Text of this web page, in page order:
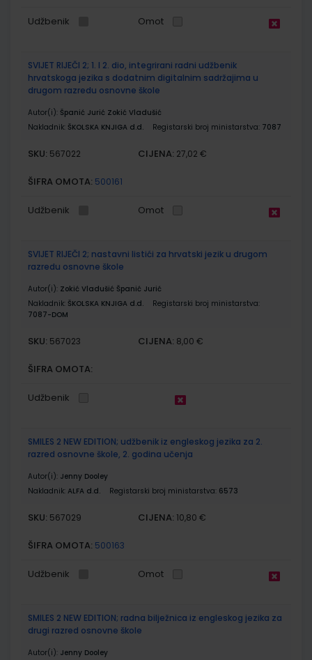
Udžbenik Omot
SVIJET RIJEČI 2; 1. I 2. dio, integrirani radni udžbenik
hrvatskoga jezika s dodatnim digitalnim sadržajima u
drugom razredu osnovne škole
Autor(i): Španić Jurić Zokić Vladušić
Nakladnik: ŠKOLSKA KNJIGA d.d. Registarski broj ministarstva: 7087
SKU: 567022 CIJENA: 27,02 €
ŠIFRA OMOTA: 500161
Udžbenik Omot
SVIJET RIJEČI 2; nastavni listići za hrvatski jezik u drugom
razredu osnovne škole
Autor(i): Zokić Vladušić Španić Jurić
Nakladnik: ŠKOLSKA KNJIGA d.d.
Registarski broj ministarstva:
7087-DOM
SKU: 567023 CIJENA: 8,00 €
ŠIFRA OMOTA:
Udžbenik
SMILES 2 NEW EDITION; udžbenik iz engleskog jezika za 2.
razred osnovne škole, 2. godina učenja
Autor(i): Jenny Dooley
Nakladnik: ALFA d.d. Registarski broj ministarstva: 6573
SKU: 567029 CIJENA: 10,80 €
ŠIFRA OMOTA: 500163
Udžbenik Omot
SMILES 2 NEW EDITION; radna bilježnica iz engleskog jezika za
drugi razred osnovne škole
Autor(i): Jenny Dooley